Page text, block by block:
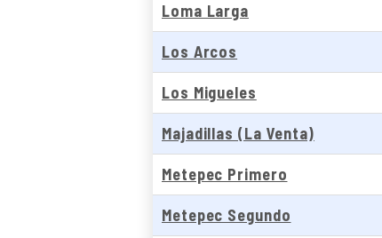
Loma Larga
Los Arcos
Los Migueles
Majadillas (La Venta)
Metepec Primero
Metepec Segundo